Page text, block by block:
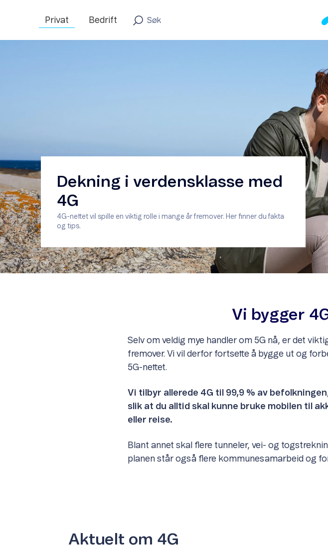
Privat Bedrift
Dekning i verdensklasse med
4G
4G-nettet vil spille en viktig rolle i mange år fremover. Her finner du fakta
og tips.
Vi bygger
Selv om veldig mye handler om 5G nå, er det
fremover. Vi vil derfor fortsette å bygge ut og
5G-nettet.
Vi tilbyr allerede 4G til 99,9 % av
slik at du alltid skal kunne bruke mobilen til
eller reise.
Blant annet skal flere tunneler, vei- og
planen står også flere kommunesamarbeid og
Aktuelt om 4G